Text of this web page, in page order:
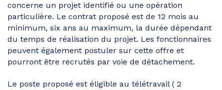
concerne un projet identifié ou une opération
particulière. Le contrat proposé est de 12 mois au
minimum, six ans au maximum, la durée dépendant
du temps de réalisation du projet. Les fonctionnaires
peuvent également postuler sur cette offre et
pourront être recrutés par voie de détachement.
Le poste proposé est éligible au télétravail ( 2